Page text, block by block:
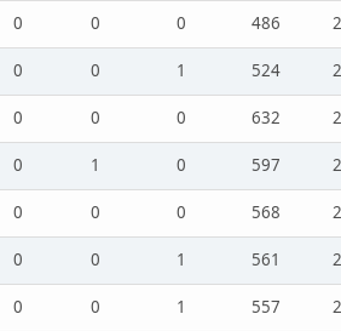
0 0 0 486
0 0 1 524
0 0 0 632
0 1 0 597
0 0 0 568
0 0 1 561
0 0 1 557